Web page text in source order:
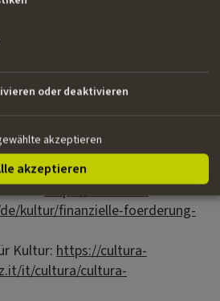
aus Südtirol stammen oder ihre
zwei Jahren dort ausüben.
diesen oder anderen
Provinz Bozen gefördert
Music Fund Südtirol
zu den Förderungen und
Sie hier:
Kultur:https://deutsche-
kultur/finanzielle-foerderung-
Kultur: https://cultura-
it/cultura/cultura-
oder deaktivieren
akzeptieren
akzeptieren